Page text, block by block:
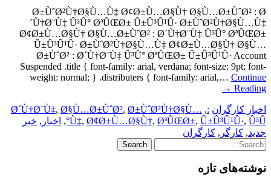
Ø±ÙˆØ²Ù†Ø§Ù…Ù‡ Ø¢Ø±Ù…Ø§Ù† Ø§Ù…Ø±ÙˆØ² : Ø
´Ù†Ø¨Ù‡ Û³Û° ØªÛŒØ± Û±Û³Û¹Û· Ø±ÙˆØ²Ù†Ø§Ù…Ù‡
Ø¢Ø±Ù…Ø§Ù† Ø§Ù…Ø±ÙˆØ² : Ø´Ù†Ø¨Ù‡ Û³Û° ØªÛŒØ±
Û±Û³Û¹Û· Ø±ÙˆØ²Ù†Ø§Ù…Ù‡ Ø¢Ø±Ù…Ø§Ù† Ø§Ù…
Ø±ÙˆØ² : Ø´Ù†Ø¨Ù‡ Û³Û° ØªÛŒØ± Û±Û³Û¹Û· Account
Suspended .title { font-family: arial, verdana; font-size: 9pt; font-
weight: normal; } .distributers { font-family: arial,… Continue
Reading
→
اخبار کارگران :
,
Ø´Ù†Ø¨Ù‡, Ø§Ù…Ø±ÙˆØ², Ø±ÙˆØ²Ù†Ø§Ù…
Ù‡, Ø¢Ø±Ù…Ø§Ù†, ØªÛŒØ±, Û±Û³Û¹Û·, Û³Û°
, اخبار , خبر
جدید, کارگر , کارگران
Search
for:
نوشته‌های تازه